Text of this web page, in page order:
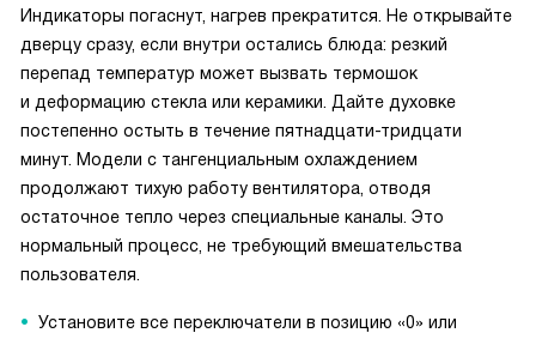
Индикаторы погаснут, нагрев прекратится. Не открывайте
дверцу сразу, если внутри остались блюда: резкий
перепад температур может вызвать термошок
и деформацию стекла или керамики. Дайте духовке
постепенно остыть в течение пятнадцати-тридцати
минут. Модели с тангенциальным охлаждением
продолжают тихую работу вентилятора, отводя
остаточное тепло через специальные каналы. Это
нормальный процесс, не требующий вмешательства
пользователя.
Установите все переключатели в позицию «0» или